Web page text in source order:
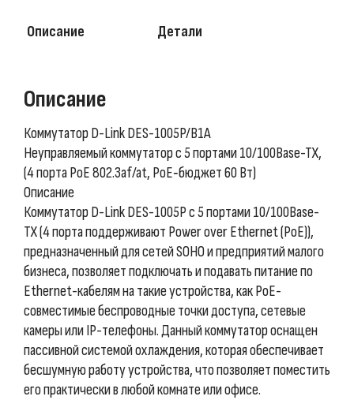
Описание Детали
Описание
Коммутатор D-Link DES-1005P/B1A
Неуправляемый коммутатор с 5 портами 10/100Base-TX,
(4 порта PoE 802.3af/at, PoE‑бюджет 60 Вт)
Описание
Коммутатор D-Link DES-1005P с 5 портами 10/100Base-
TX (4 порта поддерживают Power over Ethernet (PoE)),
предназначенный для сетей SOHO и предприятий малого
бизнеса, позволяет подключать и подавать питание по
Ethernet-кабелям на такие устройства, как PoE-
совместимые беспроводные точки доступа, сетевые
камеры или IP-телефоны. Данный коммутатор оснащен
пассивной системой охлаждения, которая обеспечивает
бесшумную работу устройства, что позволяет поместить
его практически в любой комнате или офисе.